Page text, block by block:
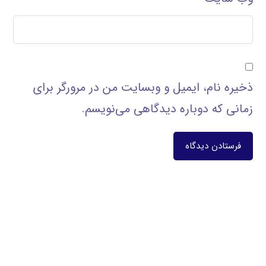
ذخیره نام، ایمیل و وبسایت من در مرورگر برای
زمانی که دوباره دیدگاهی می‌نویسم.
فرستادن دیدگاه